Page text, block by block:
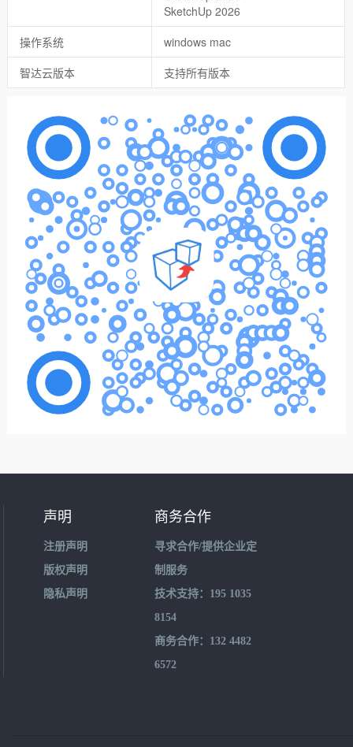
SketchUp 2026
操作系统
windows mac
智达云版本
支持所有版本
声明
注册声明
版权声明
隐私声明
商务合作
寻求合作/提供企业定
制服务
技术支持：195 1035
8154
商务合作：132 4482
6572